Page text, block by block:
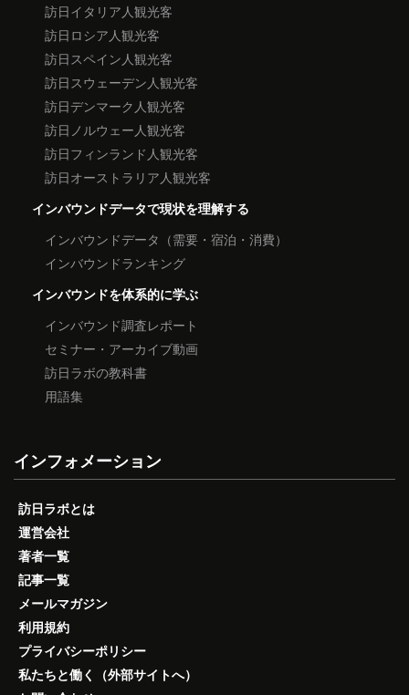
訪日イタリア人観光客
訪日ロシア人観光客
訪日スペイン人観光客
訪日スウェーデン人観光客
訪日デンマーク人観光客
訪日ノルウェー人観光客
訪日フィンランド人観光客
訪日オーストラリア人観光客
インバウンドデータで現状を理解する
インバウンドデータ（需要・宿泊・消費）
インバウンドランキング
インバウンドを体系的に学ぶ
インバウンド調査レポート
セミナー・アーカイブ動画
訪日ラボの教科書
用語集
インフォメーション
訪日ラボとは
運営会社
著者一覧
記事一覧
メールマガジン
利用規約
プライバシーポリシー
私たちと働く（外部サイトへ）